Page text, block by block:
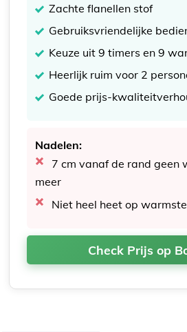
Zachte flanellen stof
Gebruiksvriendelijke
Keuze uit 9 timers en 9
Heerlijk ruim voor 2
Goede prijs-
Nadelen:
7 cm vanaf de rand geen
meer
Niet heel heet op
Check Prijs op